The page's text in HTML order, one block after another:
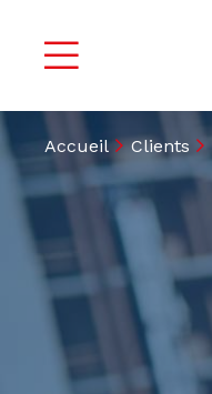
Accueil Clients